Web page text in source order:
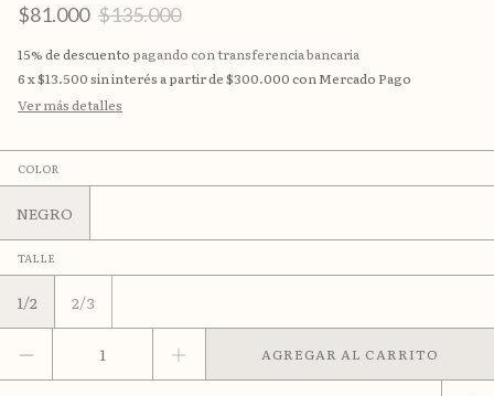
$81.000 $135.000
15% de descuento pagando con transferencia bancaria
6x$13.500sin interés
Ver más detalles
COLOR
NEGRO
TALLE
1/2 2/3